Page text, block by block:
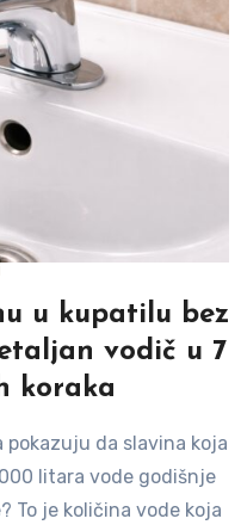
u kupatilu bez
vodič u 7
koraka
litara vode godišnje
To je količina vode koja